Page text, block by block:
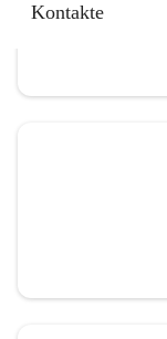
Kontakte